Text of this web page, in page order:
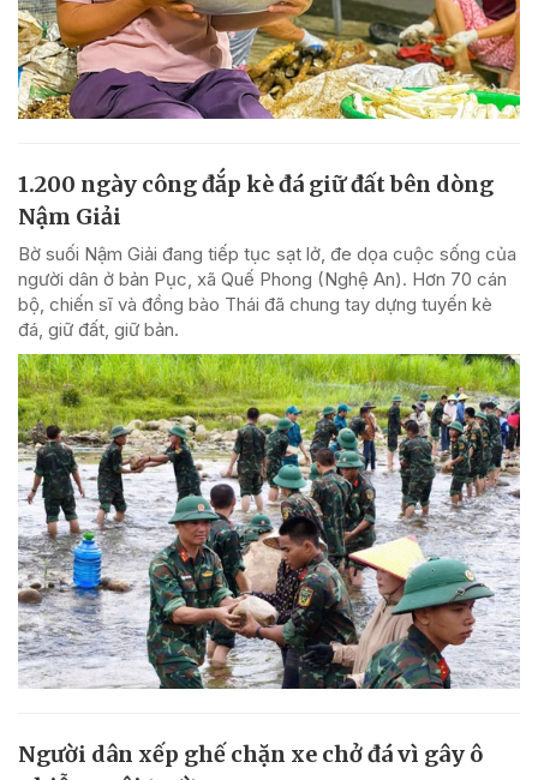
1.200 ngày công đắp kè đá giữ đất bên dòng
Nậm Giải
Bờ suối Nậm Giải đang tiếp tục sạt lở, đe dọa cuộc sống của
người dân ở bản Pục, xã Quế Phong (Nghệ An). Hơn 70 cán
bộ, chiến sĩ và đồng bào Thái đã chung tay dựng tuyến kè
đá, giữ đất, giữ bản.
Người dân xếp ghế chặn xe chở đá vì gây ô